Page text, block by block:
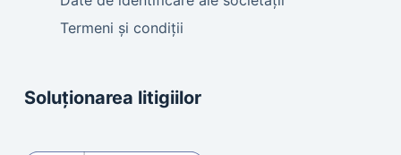
Termeni și condiții
Soluționarea litigiilor